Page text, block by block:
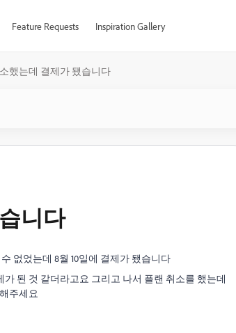
Feature Requests Inspiration Gallery
했는데 결제가 됐습니다
니다
없었는데 8월 10일에 결제가 됐습니다
된 것 같더라고요 그리고 나서 플랜 취소를 했는데
주세요